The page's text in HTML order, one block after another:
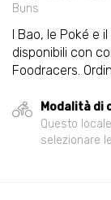
Buns
I Bao, le Poké e
disponibili con
Foodracers.
Modalità di
Questo
selezionare